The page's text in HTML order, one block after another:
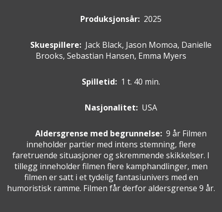
Produksjonsår: 2025
Skuespillere: Jack Black, Jason Momoa, Danielle
Brooks, Sebastian Hansen, Emma Myers
Spilletid: 1 t. 40 min.
Nasjonalitet: USA
Aldersgrense med begrunnelse: 9 år Filmen
inneholder partier med intens stemning, flere
faretruende situasjoner og skremmende skikkelser. I
tillegg inneholder filmen flere kamphandlinger, men
filmen er satt i et tydelig fantasiunivers med en
humoristisk ramme. Filmen får derfor aldersgrense 9 år.